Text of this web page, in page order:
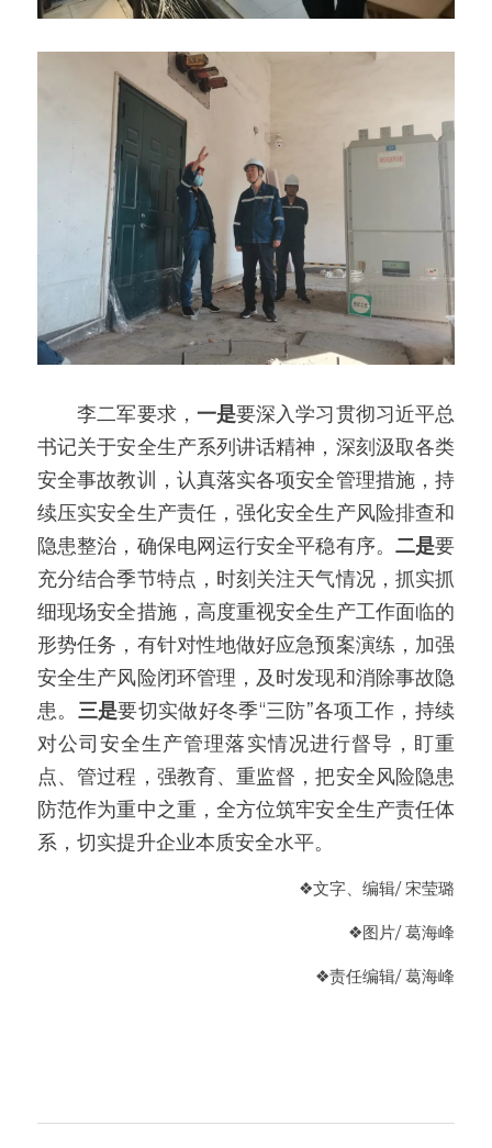
李二军要求， 一是要深入学习贯彻习近平总
书记关于安全生产系列讲话精神，深刻汲取各类
安全事故教训，认真落实各项安全管理措施，持
续压实安全生产责任，强化安全生产风险排查和
隐患整治，确保电网运行安全平稳有序。 二是要
充分结合季节特点，时刻关注天气情况，抓实抓
细现场安全措施，高度重视安全生产工作面临的
形势任务，有针对性地做好应急预案演练，加强
安全生产风险闭环管理，及时发现和消除事故隐
患。 三是要切实做好冬季“三防”各项工作，持续
对公司安全生产管理落实情况进行督导，盯重
点、管过程，强教育、重监督，把安全风险隐患
防范作为重中之重，全方位筑牢安全生产责任体
系，切实提升企业本质安全水平。
❖文字、编辑/ 宋莹璐
❖图片/ 葛海峰
❖责任编辑/ 葛海峰